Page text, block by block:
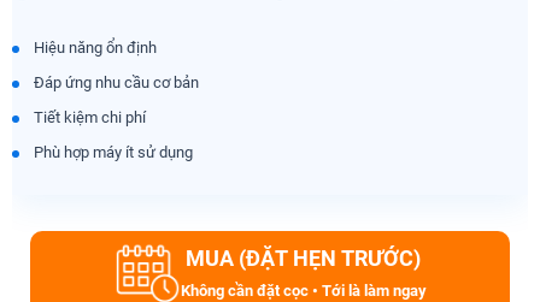
Hiệu năng ổn định
Đáp ứng nhu cầu cơ bản
Tiết kiệm chi phí
Phù hợp máy ít sử dụng
MUA (ĐẶT HẸN TRƯỚC)
Không cần đặt cọc • Tới là làm ngay